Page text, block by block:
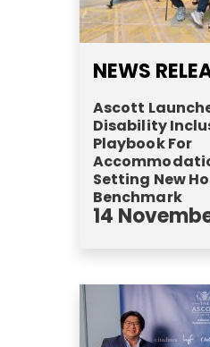
NEWS
Ascott
Disability
Playbook For
Setting New
Benchmark
14